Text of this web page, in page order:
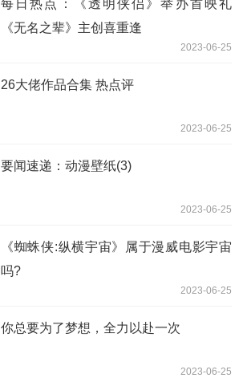
每日热点：《透明侠侣》举办首映礼
《无名之辈》主创喜重逢
2023-06-25
26大佬作品合集 热点评
2023-06-25
要闻速递：动漫壁纸(3)
2023-06-25
《蜘蛛侠:纵横宇宙》属于漫威电影宇宙
吗?
2023-06-25
你总要为了梦想，全力以赴一次
2023-06-25